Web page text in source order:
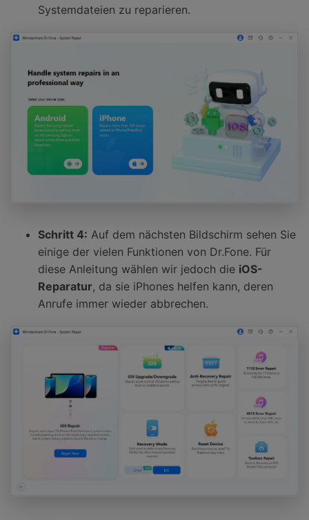
Systemdateien zu reparieren.
Schritt 4: Auf dem nächsten Bildschirm sehen Sie
einige der vielen Funktionen von Dr.Fone. Für
diese Anleitung wählen wir jedoch die iOS-
Reparatur, da sie iPhones helfen kann, deren
Anrufe immer wieder abbrechen.